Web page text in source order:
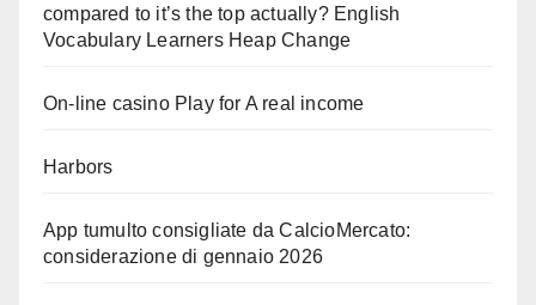
compared to it’s the top actually? English
Vocabulary Learners Heap Change
On-line casino Play for A real income
Harbors
App tumulto consigliate da CalcioMercato:
considerazione di gennaio 2026